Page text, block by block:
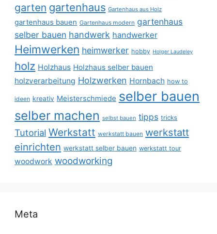
garten gartenhaus Gartenhaus aus Holz
gartenhaus bauen Gartenhaus modern gartenhaus
selber bauen handwerk handwerker
Heimwerken heimwerker hobby Holger Laudeley
holz Holzhaus Holzhaus selber bauen
holzverarbeitung Holzwerken Hornbach how to
ideen kreativ Meisterschmiede selber bauen
selber machen selbst bauen tipps tricks
Tutorial Werkstatt werkstatt bauen werkstatt
einrichten werkstatt selber bauen werkstatt tour
woodwork woodworking
Meta